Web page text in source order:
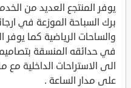
يوفر المنتجع العديد من
برك السباحة الموزعة في
والساحات الرياضية كما يوفر
في حدائقه المنسقة بتصاميم
الى الاستراحات الداخلية
على مدار الساعة .